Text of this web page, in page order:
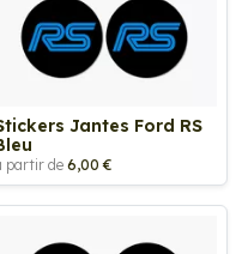
Jantes Ford RS
partir de6,00 €